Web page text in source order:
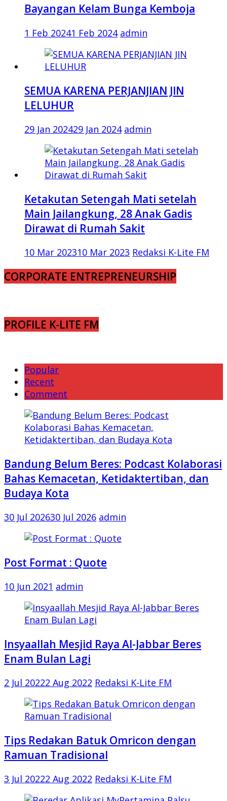
Bayangan Kelam Bunga Kemboja
1 Feb 20241 Feb 2024 admin
SEMUA KARENA PERJANJIAN JIN
LELUHUR
29 Jan 202429 Jan 2024 admin
Ketakutan Setengah Mati setelah
Main Jailangkung, 28 Anak Gadis
Dirawat di Rumah Sakit
10 Mar 202310 Mar 2023 Redaksi K-Lite FM
CORPORATE ENTREPRENEURSHIP
PROFILE K-LITE FM
Popular
Recent
Comment
Bandung Belum Beres: Podcast Kolaborasi
Bahas Kemacetan, Ketidaktertiban, dan
Budaya Kota
30 Jul 202630 Jul 2026 admin
Post Format : Quote
10 Jun 2021 admin
Insyaallah Mesjid Raya Al-Jabbar Beres
Enam Bulan Lagi
2 Jul 20222 Aug 2022 Redaksi K-Lite FM
Tips Redakan Batuk Omricon dengan
Ramuan Tradisional
3 Jul 20222 Aug 2022 Redaksi K-Lite FM